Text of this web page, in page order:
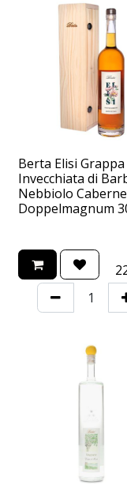
Berta Elisi Grappa
Invecchiata di
Nebbiolo
Doppelmagnum